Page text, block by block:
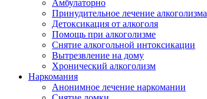
Амбулаторно
Принудительное лечение алкоголизма
Детоксикация от алкоголя
Помощь при алкоголизме
Снятие алкогольной интоксикации
Вытрезвление на дому
Хронический алкоголизм
Наркомания
Анонимное лечение наркомании